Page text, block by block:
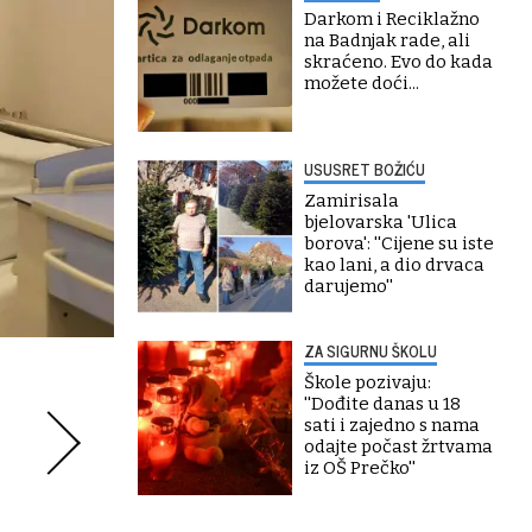
Darkom i Reciklažno
na Badnjak rade, ali
skraćeno. Evo do kada
možete doći...
USUSRET BOŽIĆU
Zamirisala
bjelovarska 'Ulica
borova': ''Cijene su iste
kao lani, a dio drvaca
darujemo''
ZA SIGURNU ŠKOLU
Škole pozivaju:
''Dođite danas u 18
sati i zajedno s nama
odajte počast žrtvama
iz OŠ Prečko''